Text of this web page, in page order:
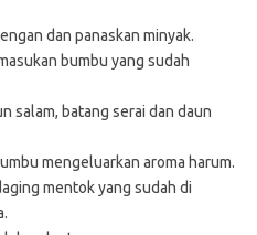
dan panaskan minyak.
bumbu yang sudah
salam, batang serai dan daun
mengeluarkan aroma harum.
mentok yang sudah di